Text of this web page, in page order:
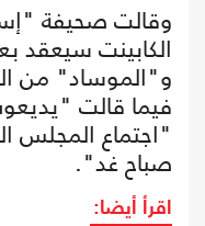
وقالت صحيفة
الكابينت سيعقد
و"الموساد" من
فيما قالت
"اجتماع المجلس
صباح غد".
اقرأ أيضا: